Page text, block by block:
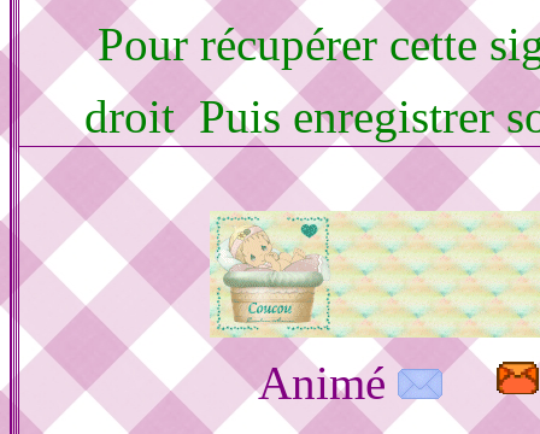
Pour récupérer cette
droit Puis enregistrer
Animé